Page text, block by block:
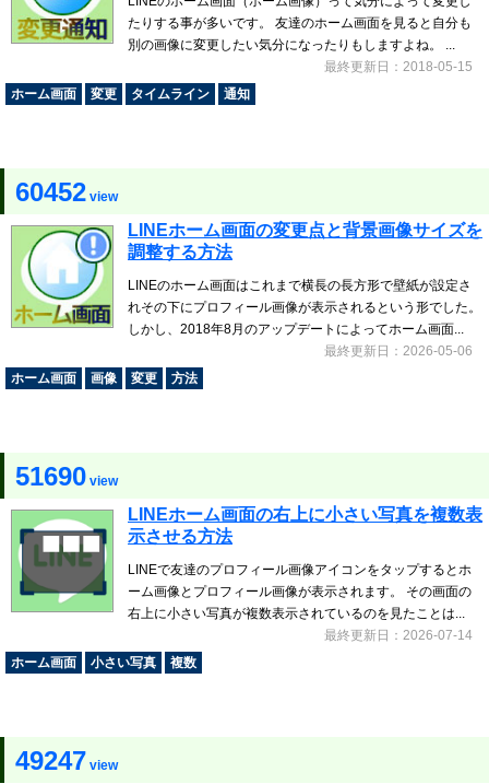
たりする事が多いです。 友達のホーム画面を見ると自分も
別の画像に変更したい気分になったりもしますよね。 ...
最終更新日：2018-05-15
ホーム画面
変更 タイムライン 通知
60452 view
LINEホーム画面の変更点と背景画像サイズを
調整する方法
LINEのホーム画面はこれまで横長の長方形で壁紙が設定さ
れその下にプロフィール画像が表示されるという形でした。
しかし、2018年8月のアップデートによってホーム画面...
最終更新日：2026-05-06
ホーム画面
画像 変更 方法
51690 view
LINEホーム画面の右上に小さい写真を複数表
示させる方法
LINEで友達のプロフィール画像アイコンをタップするとホ
ーム画像とプロフィール画像が表示されます。 その画面の
右上に小さい写真が複数表示されているのを見たことは...
最終更新日：2026-07-14
ホーム画面
小さい写真 複数
49247 view